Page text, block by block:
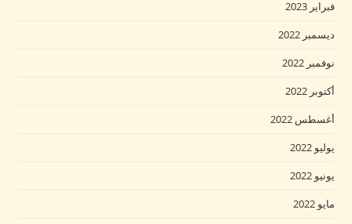
فبراير 2023
ديسمبر 2022
نوفمبر 2022
أكتوبر 2022
أغسطس 2022
يوليو 2022
يونيو 2022
مايو 2022